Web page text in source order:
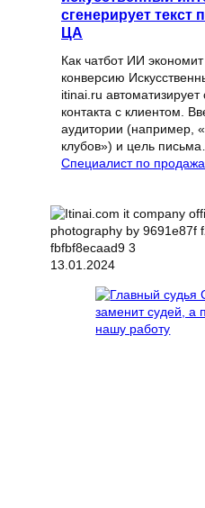
сгенерирует текст
ЦА
Как чатбот ИИ
конверсию
itinai.ru автоматизирует
контакта с клиентом.
аудитории (например,
клубов») и цель
Специалист по
13.01.2024